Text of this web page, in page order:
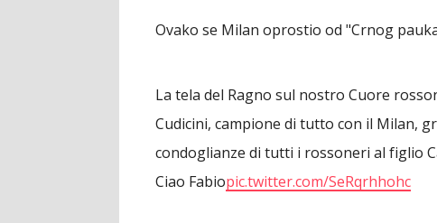
Ovako se Milan oprostio od "Crnog
La tela del Ragno sul nostro Cuore
Cudicini, campione di tutto con il Milan,
condoglianze di tutti i rossoneri al figlio
Ciao Fabiopic.twitter.com/SeRqrhhohc